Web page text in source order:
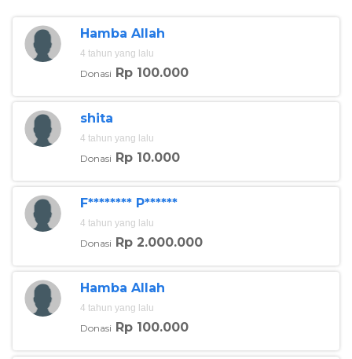
Hamba Allah
4 tahun yang lalu
Donasi Rp 100.000
shita
4 tahun yang lalu
Donasi Rp 10.000
F******** P******
4 tahun yang lalu
Donasi Rp 2.000.000
Hamba Allah
4 tahun yang lalu
Donasi Rp 100.000